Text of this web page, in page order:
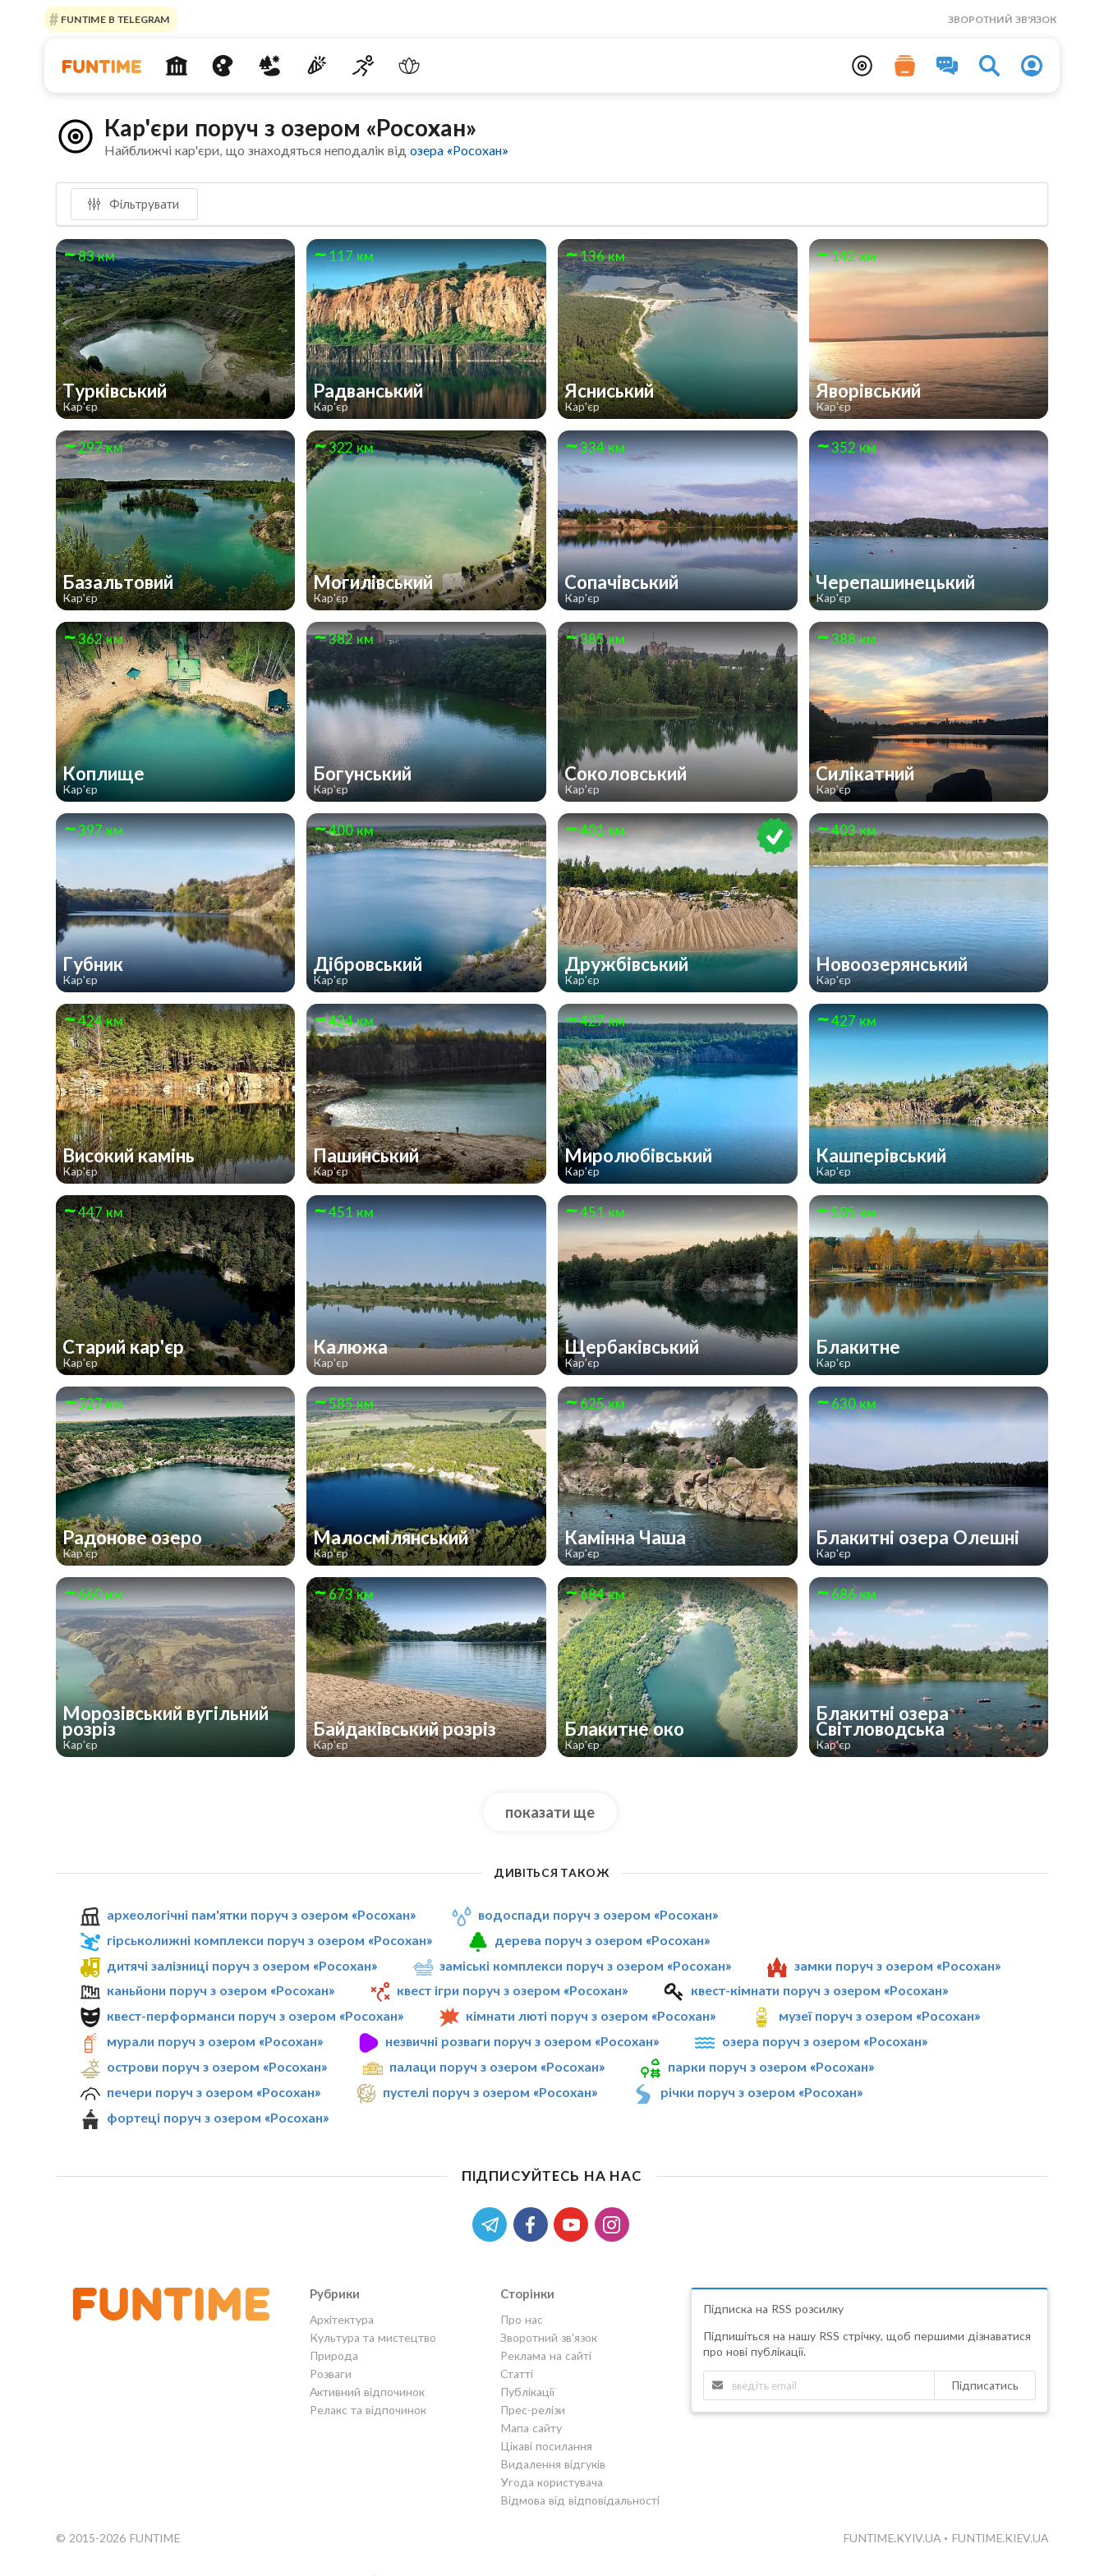
FUNTIME В TELEGRAM ЗВОРОТНИЙ ЗВ'ЯЗОК
Кар'єри поруч з озером «Росохан»
Найближчі кар'єри, що знаходяться неподалік відозера «Росохан»
Фільтрувати
83 км
Турківський
Кар'єр
117 км
Радванський
Кар'єр
136 км
Ясниський
Кар'єр
142 км
Яворівський
Кар'єр
297 км
Базальтовий
Кар'єр
322 км
Могилівський
Кар'єр
334 км
Сопачівський
Кар'єр
352 км
Черепашинецький
Кар'єр
362 км
Коплище
Кар'єр
382 км
Богунський
Кар'єр
385 км
Соколовський
Кар'єр
388 км
Силікатний
Кар'єр
397 км
Губник
Кар'єр
400 км
Дібровський
Кар'єр
401 км
Дружбівський
Кар'єр
403 км
Новоозерянський
Кар'єр
424 км
Високий камінь
Кар'єр
424 км
Пашинський
Кар'єр
427 км
Миролюбівський
Кар'єр
427 км
Кашперівський
Кар'єр
447 км
Старий кар'єр
Кар'єр
451 км
Калюжа
Кар'єр
451 км
Щербаківський
Кар'єр
505 км
Блакитне
Кар'єр
527 км
Радонове озеро
Кар'єр
585 км
Малосмілянський
Кар'єр
625 км
Камінна Чаша
Кар'єр
630 км
Блакитні озера Олешні
Кар'єр
660 км
Морозівський вугільний
розріз
Кар'єр
673 км
Байдаківський розріз
Кар'єр
684 км
Блакитне око
Кар'єр
686 км
Блакитні озера
Світловодська
Кар'єр
показати ще
ДИВІТЬСЯ ТАКОЖ
археологічні пам'ятки поруч з озером «Росохан»
водоспади поруч з озером «Росохан»
гірськолижні комплекси поруч з озером «Росохан»
дерева поруч з озером «Росохан»
дитячі залізниці поруч з озером «Росохан»
заміські комплекси поруч з озером «Росохан»
замки поруч з озером «Росохан»
каньйони поруч з озером «Росохан»
квест ігри поруч з озером «Росохан»
квест-кімнати поруч з озером «Росохан»
квест-перформанси поруч з озером «Росохан»
кімнати люті поруч з озером «Росохан»
музеї поруч з озером «Росохан»
мурали поруч з озером «Росохан»
незвичні розваги поруч з озером «Росохан»
озера поруч з озером «Росохан»
острови поруч з озером «Росохан»
палаци поруч з озером «Росохан»
парки поруч з озером «Росохан»
печери поруч з озером «Росохан»
пустелі поруч з озером «Росохан»
річки поруч з озером «Росохан»
фортеці поруч з озером «Росохан»
ПІДПИСУЙТЕСЬ НА НАС
Рубрики
Архітектура
Культура та мистецтво
Природа
Розваги
Активний відпочинок
Релакс та відпочинок
Сторінки
Про нас
Зворотний зв'язок
Реклама на сайті
Статті
Публікації
Прес-релізи
Мапа сайту
Цікаві посилання
Видалення відгуків
Угода користувача
Відмова від відповідальності
Підписка на RSS розсилку
Підпишіться на нашу RSS стрічку, щоб першими дізнаватися
про нові публікації.
Підписатись
© 2015-2026 FUNTIME FUNTIME.KYIV.UA • FUNTIME.KIEV.UA